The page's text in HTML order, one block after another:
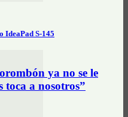
IdeaPad S-145
ya no se le
toca a nosotros”